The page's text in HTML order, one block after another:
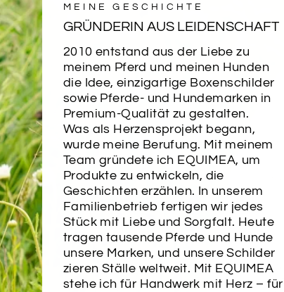
MEINE GESCHICHTE
GRÜNDERIN AUS LEIDENSCHAFT
2010 entstand aus der Liebe zu
meinem Pferd und meinen Hunden
die Idee, einzigartige Boxenschilder
sowie Pferde- und Hundemarken in
Premium-Qualität zu gestalten.
Was als Herzensprojekt begann,
wurde meine Berufung. Mit meinem
Team gründete ich EQUIMEA, um
Produkte zu entwickeln, die
Geschichten erzählen. In unserem
Familienbetrieb fertigen wir jedes
Stück mit Liebe und Sorgfalt. Heute
tragen tausende Pferde und Hunde
unsere Marken, und unsere Schilder
zieren Ställe weltweit. Mit EQUIMEA
stehe ich für Handwerk mit Herz – für